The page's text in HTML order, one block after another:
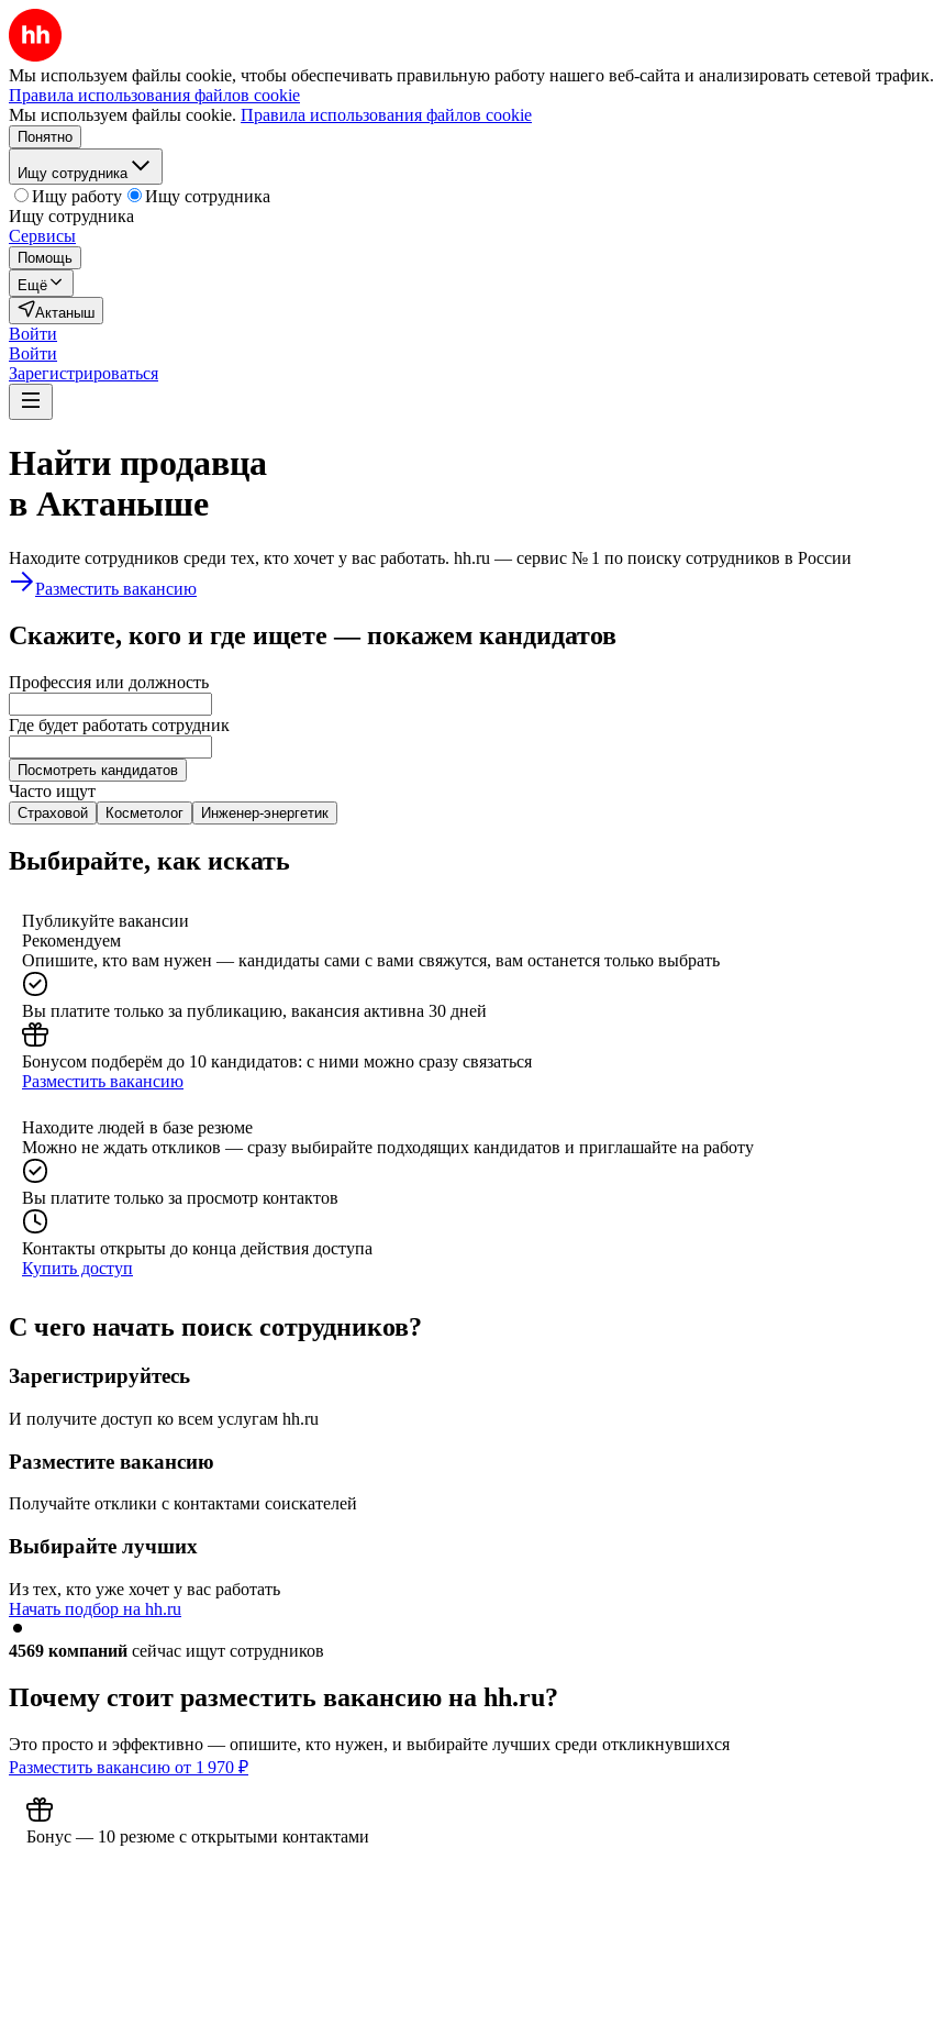
Мы используем файлы cookie, чтобы обеспечивать правильную работу нашего веб-сайта и анализировать сетевой трафик.
Правила использования файлов cookie
Мы используем файлы cookie. Правила использования файлов cookie
Понятно
Ищу сотрудника
Ищу работу
Ищу сотрудника
Ищу сотрудника
Сервисы
Помощь
Ещё
Актаныш
Войти
Войти
Зарегистрироваться
Найти продавца
в Актаныше
Находите сотрудников среди тех, кто хочет у вас работать. hh.ru — сервис № 1 по поиску сотрудников в России
Разместить вакансию
Скажите, кого и где ищете — покажем кандидатов
Профессия или должность
Где будет работать сотрудник
Посмотреть кандидатов
Часто ищут
Страховой Косметолог Инженер-энергетик
Выбирайте, как искать
Публикуйте вакансии
Рекомендуем
Опишите, кто вам нужен — кандидаты сами с вами свяжутся, вам останется только выбрать
Вы платите только за публикацию, вакансия активна 30 дней
Бонусом подберём до 10 кандидатов: с ними можно сразу связаться
Разместить вакансию
Находите людей в базе резюме
Можно не ждать откликов — сразу выбирайте подходящих кандидатов и приглашайте на работу
Вы платите только за просмотр контактов
Контакты открыты до конца действия доступа
Купить доступ
С чего начать поиск сотрудников?
Зарегистрируйтесь
И получите доступ ко всем услугам hh.ru
Разместите вакансию
Получайте отклики с контактами соискателей
Выбирайте лучших
Из тех, кто уже хочет у вас работать
Начать подбор на hh.ru
4569 компаний сейчас ищут сотрудников
Почему стоит разместить вакансию на hh.ru?
Это просто и эффективно — опишите, кто нужен, и выбирайте лучших среди откликнувшихся
Разместить вакансию от 1 970 ₽
Бонус — 10 резюме с открытыми контактами